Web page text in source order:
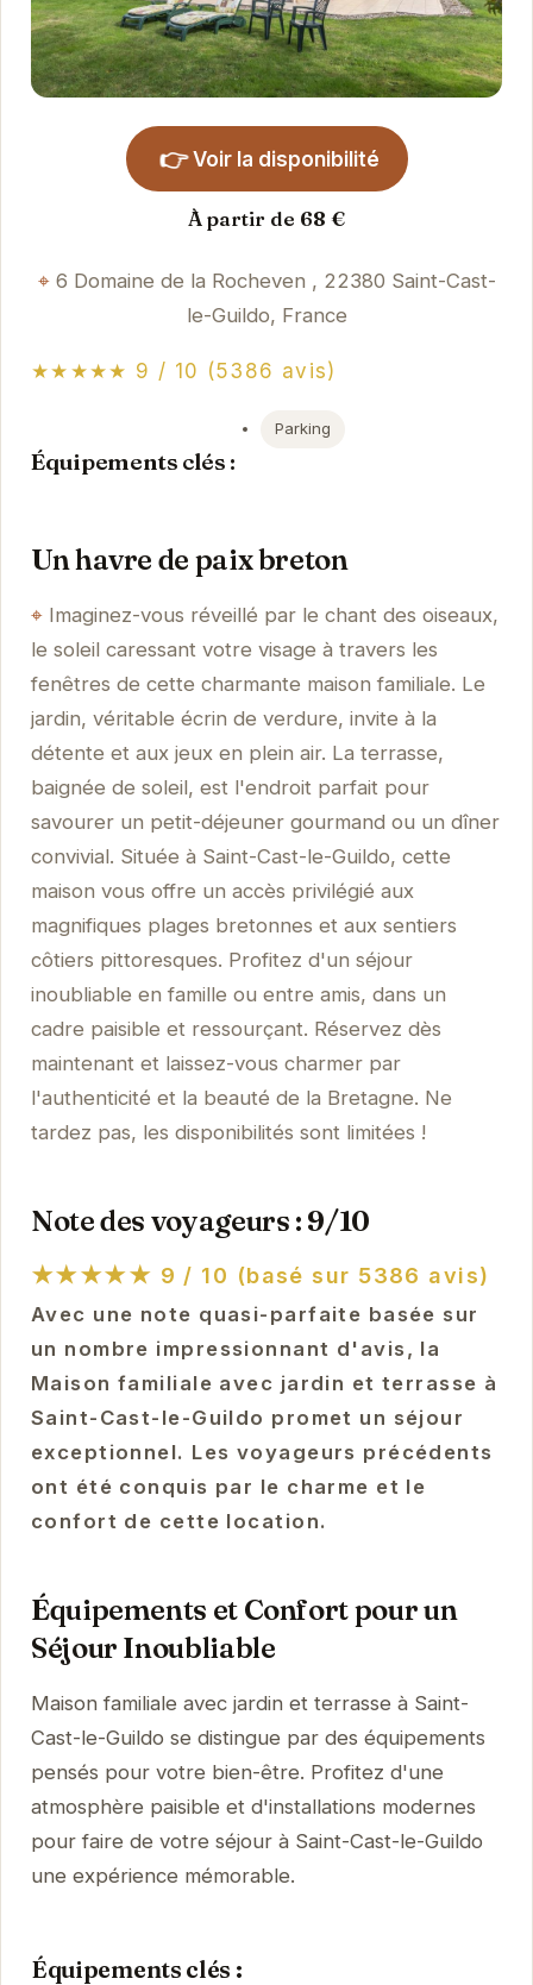
👉 Voir la disponibilité
À partir de 68 €
6 Domaine de la Rocheven , 22380 Saint-Cast-
le-Guildo, France
★★★★★ 9 / 10 (5386 avis)
Équipements clés :
Parking
Un havre de paix breton
Imaginez-vous réveillé par le chant des oiseaux,
le soleil caressant votre visage à travers les
fenêtres de cette charmante maison familiale. Le
jardin, véritable écrin de verdure, invite à la
détente et aux jeux en plein air. La terrasse,
baignée de soleil, est l'endroit parfait pour
savourer un petit-déjeuner gourmand ou un dîner
convivial. Située à Saint-Cast-le-Guildo, cette
maison vous offre un accès privilégié aux
magnifiques plages bretonnes et aux sentiers
côtiers pittoresques. Profitez d'un séjour
inoubliable en famille ou entre amis, dans un
cadre paisible et ressourçant. Réservez dès
maintenant et laissez-vous charmer par
l'authenticité et la beauté de la Bretagne. Ne
tardez pas, les disponibilités sont limitées !
Note des voyageurs : 9/10
★★★★★ 9 / 10 (basé sur 5386 avis)
Avec une note quasi-parfaite basée sur
un nombre impressionnant d'avis, la
Maison familiale avec jardin et terrasse à
Saint-Cast-le-Guildo promet un séjour
exceptionnel. Les voyageurs précédents
ont été conquis par le charme et le
confort de cette location.
Équipements et Confort pour un
Séjour Inoubliable
Maison familiale avec jardin et terrasse à Saint-
Cast-le-Guildo se distingue par des équipements
pensés pour votre bien-être. Profitez d'une
atmosphère paisible et d'installations modernes
pour faire de votre séjour à Saint-Cast-le-Guildo
une expérience mémorable.
Équipements clés :